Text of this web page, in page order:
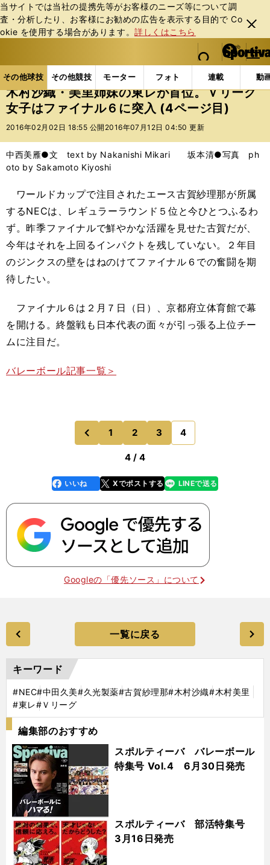
当サイトでは当社の提携先等がお客様のニーズ等について調
査・分析したり、お客様にお勧めの広告を表⽰する⽬的で Co
okie を使⽤する場合があります。詳しくはこちら
閉じ
る
web Sportiva (webスポルティーバ)
検索
マイペ
ー
ジ
メニュ
その他球技 その他競技 モーター フォト 連載 動
ス
ポ
ル
バ
その他球技の記事一覧 バレー 木村沙織・美里姉妹
木村沙織・美里姉妹の東レが首位。Ｖリーグ
女子はファイナル６に突入 (4ページ目)
2016年02月02日 18:55 公開 2016年07月12日 04:50 更新
中西美雁●文 text by Nakanishi Mikari 坂本清●写真 ph
oto by Sakamoto Kiyoshi
ワールドカップで注目されたエース古賀紗理那が所属
するNECは、レギュラーラウンド５位と今ひとつふるわ
ず。昨季ファイナルで鮮やかな活躍を見せた古賀だが、
今年はそれを上回るインパクトを残していない。２年目
のジンクスの壁をはねのけてファイナル６での奮闘を期
待したい。
ファイナル６は２月７日（日）、京都府立体育館で幕
を開ける。終盤戦も日本代表の面々が引っ張る上位チー
ムに注目だ。
バレーボール記事一覧＞
前
のページへ
1 2 3 4
4 / 4
faceboo
k
いいね Xでポストする
line LINEで送る
Googleの「優先ソース」について
一覧に戻る
キーワード
#NEC#中田久美#久光製薬#古賀紗理那#木村沙織#木村美里
#東レ#Ｖリーグ
編集部のおすすめ
スポルティーバ バレーボール
特集号 Vol.4 6月30日発売
スポルティーバ 部活特集号
3月16日発売